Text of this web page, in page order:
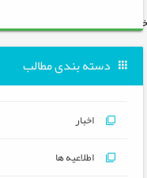
دسته بندی مطالب
اخبار
اطلاعیه ها